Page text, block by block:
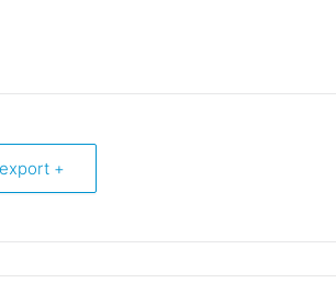
+ iCal / Outlook export